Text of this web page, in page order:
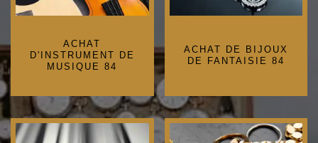
ACHAT
D'INSTRUMENT DE
MUSIQUE 84
ACHAT DE BIJOUX
DE FANTAISIE 84